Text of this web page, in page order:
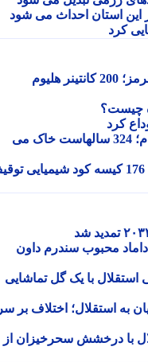
استان احداث می شود
هوش مصنوعی در گرو عبور از تنگه هرمز؛ 200 کانتینر هلیوم
کرد
ساری در محاصره پروژه های نیمه تمام؛ 324 سالهاست خاک می
ضربه به مافیای نهاده های کشاورزی؛ 176 کیسه کود شیمیایی توقیف
محبوب سندرم داون
با یک گل تماشایی
استقلال؛ اختلاف بر سر
با درخشش سحرخیزان از